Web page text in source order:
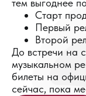
тем выгоднее
Старт
Первый
Второй
До встречи на
музыкальном
билеты на
сейчас, пока